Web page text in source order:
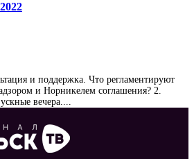
и поддержка. Что регламентируют
и Норникелем соглашения? 2.
вечера....